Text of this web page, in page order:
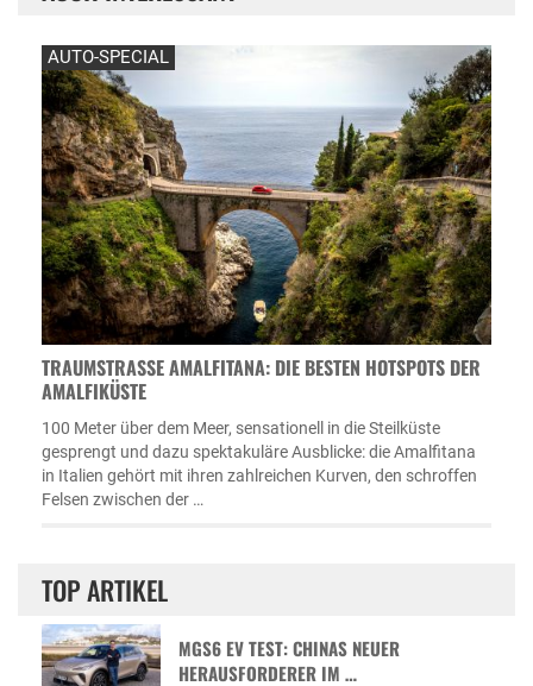
AUTO-SPECIAL
TRAUMSTRASSE AMALFITANA: DIE BESTEN HOTSPOTS DER A
MALFIKÜSTE
100 Meter über dem Meer, sensationell in die Steilküste
gesprengt und dazu spektakuläre Ausblicke: die Amalfitana
in Italien gehört mit ihren zahlreichen Kurven, den schroffen
Felsen zwischen der …
TOP ARTIKEL
MGS6 EV TEST: CHINAS NEUER
HERAUSFORDERER IM …